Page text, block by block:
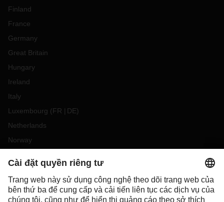
Finland
France
Germany
Great Britain
Hungary
Ireland
Italy
Luxembourg (FR DE)
Netherlands
Norway
Portugal
Romania
Slovakia